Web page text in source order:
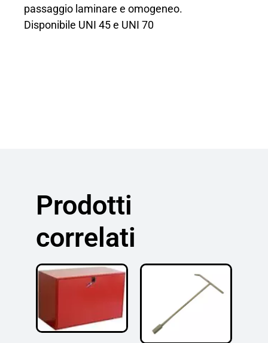
passaggio laminare e omogeneo.
Disponibile UNI 45 e UNI 70
Prodotti
correlati